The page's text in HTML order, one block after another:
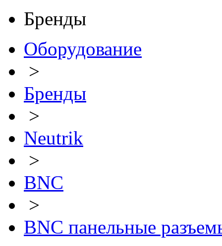
Бренды
Оборудование
>
Бренды
>
Neutrik
>
BNC
>
BNC панельные